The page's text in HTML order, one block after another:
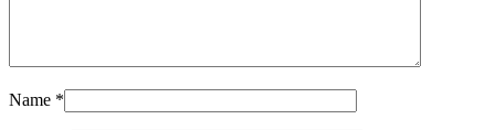
Name *